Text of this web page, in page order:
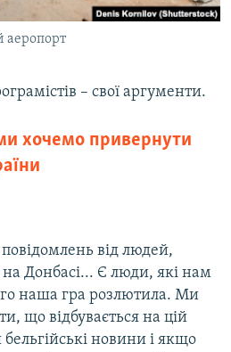
аеропорт
– свої аргументи.
хочемо привернути
від людей,
Донбасі... Є люди, які нам
наша гра розлютила. Ми
що відбувається на цій
новини і якщо